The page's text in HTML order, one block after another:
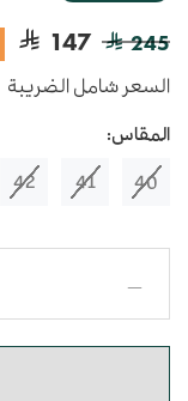
245
147
السعر شامل الضريبة
المقاس:
40
41
42